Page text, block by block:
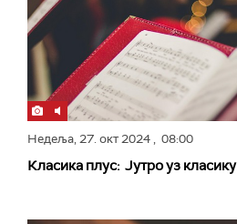
Недеља,27. окт 2024, 08:00
Класика плус: Јутро уз класику